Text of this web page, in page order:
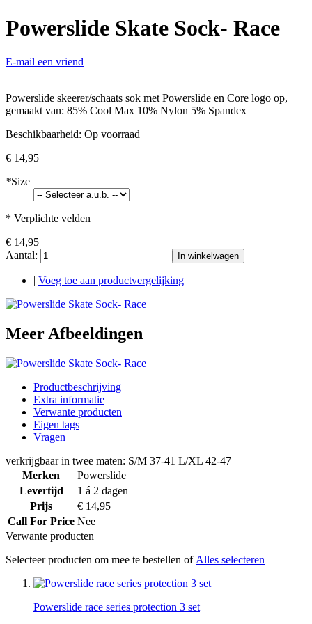
Powerslide Skate Sock- Race
E-mail een vriend
Powerslide skeerer/schaats sok met Powerslide en Core logo op,
gemaakt van: 85% Cool Max 10% Nylon 5% Spandex
Beschikbaarheid: Op voorraad
€ 14,95
*Size
* Verplichte velden
€ 14,95
Aantal:
In winkelwagen
Voeg toe aan productvergelijking
Meer Afbeeldingen
Productbeschrijving
Extra informatie
Verwante producten
Eigen tags
Vragen
verkrijgbaar in twee maten: S/M 37-41 L/XL 42-47
Merken
Powerslide
Levertijd
1 á 2 dagen
Prijs
€ 14,95
Call For Price Nee
Verwante producten
Selecteer producten om mee te bestellen of Alles selecteren
Powerslide race series protection 3 set